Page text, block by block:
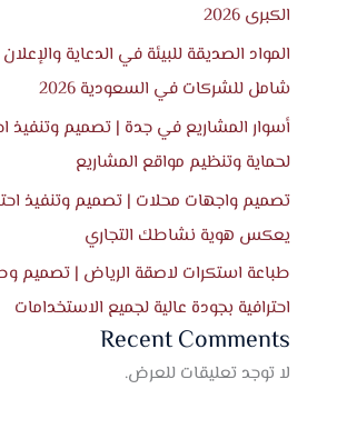
الكبرى 2026
المواد الصديقة للبيئة في الدعاية
شامل للشركات في السعودية 2026
أسوار المشاريع في جدة | تصميم وتنفيذ
لحماية وتنظيم مواقع المشاريع
تصميم واجهات محلات | تصميم وتنفيذ
يعكس هوية نشاطك التجاري
طباعة استكرات لاصقة الرياض | تصميم
احترافية بجودة عالية لجميع الاستخدامات
Recent Comments
لا توجد تعليقات للعرض.